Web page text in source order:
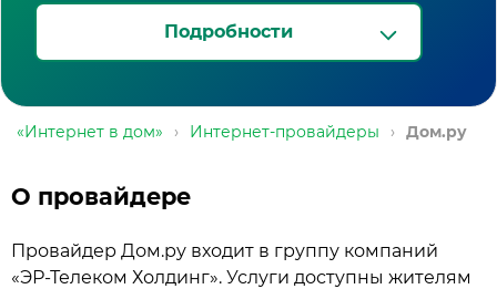
Подробности
«Интернет в дом» › Интернет-провайдеры › Дом.ру
О провайдере
Провайдер Дом.ру входит в группу компаний
«ЭР-Телеком Холдинг». Услуги доступны жителям